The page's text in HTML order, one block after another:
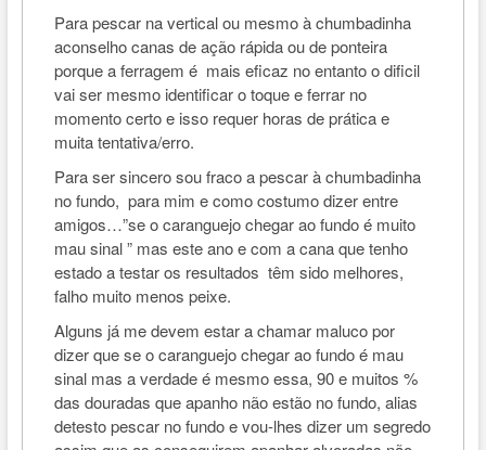
Para pescar na vertical ou mesmo à chumbadinha
aconselho canas de ação rápida ou de ponteira
porque a ferragem é mais eficaz no entanto o dificil
vai ser mesmo identificar o toque e ferrar no
momento certo e isso requer horas de prática e
muita tentativa/erro.
Para ser sincero sou fraco a pescar à chumbadinha
no fundo, para mim e como costumo dizer entre
amigos…”se o caranguejo chegar ao fundo é muito
mau sinal ” mas este ano e com a cana que tenho
estado a testar os resultados têm sido melhores,
falho muito menos peixe.
Alguns já me devem estar a chamar maluco por
dizer que se o caranguejo chegar ao fundo é mau
sinal mas a verdade é mesmo essa, 90 e muitos %
das douradas que apanho não estão no fundo, alias
detesto pescar no fundo e vou-lhes dizer um segredo